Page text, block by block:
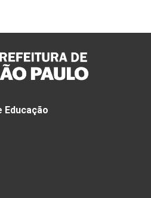
Educação